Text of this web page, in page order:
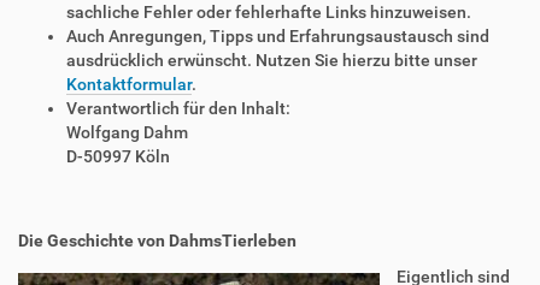
sachliche Fehler oder fehlerhafte Links hinzuweisen.
Auch Anregungen, Tipps und Erfahrungsaustausch sind
ausdrücklich erwünscht. Nutzen Sie hierzu bitte unser
Kontaktformular.
Verantwortlich für den Inhalt:
Wolfgang Dahm
D-50997 Köln
Die Geschichte von DahmsTierleben
Eigentlich sind